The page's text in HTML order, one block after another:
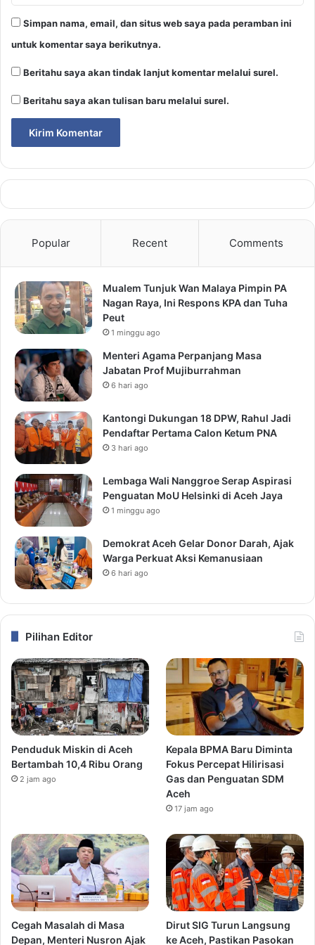
Simpan nama, email, dan situs web saya pada peramban ini
untuk komentar saya berikutnya.
Beritahu saya akan tindak lanjut komentar melalui surel.
Beritahu saya akan tulisan baru melalui surel.
Popular Recent Comments
Mualem Tunjuk Wan Malaya Pimpin PA
Nagan Raya, Ini Respons KPA dan Tuha
Peut
1 minggu ago
Menteri Agama Perpanjang Masa
Jabatan Prof Mujiburrahman
6 hari ago
Kantongi Dukungan 18 DPW, Rahul Jadi
Pendaftar Pertama Calon Ketum PNA
3 hari ago
Lembaga Wali Nanggroe Serap Aspirasi
Penguatan MoU Helsinki di Aceh Jaya
1 minggu ago
Demokrat Aceh Gelar Donor Darah, Ajak
Warga Perkuat Aksi Kemanusiaan
6 hari ago
Pilihan Editor
Penduduk Miskin di Aceh
Bertambah 10,4 Ribu Orang
2 jam ago
Kepala BPMA Baru Diminta
Fokus Percepat Hilirisasi
Gas dan Penguatan SDM
Aceh
17 jam ago
Cegah Masalah di Masa
Depan, Menteri Nusron Ajak
Dirut SIG Turun Langsung
ke Aceh, Pastikan Pasokan